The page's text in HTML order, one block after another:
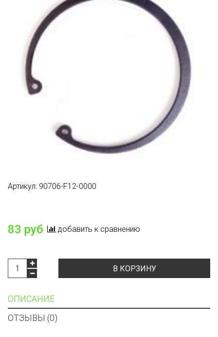
Артикул: 90706-F12-0000
83 руб добавить к сравнению
В КОРЗИНУ
ОПИСАНИЕ
ОТЗЫВЫ (0)